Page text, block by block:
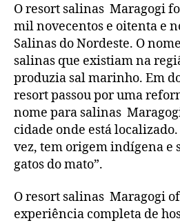
O resort salinas Maragogi
mil novecentos e oitenta e
Salinas do Nordeste. O
salinas que existiam na
produzia sal marinho. Em
resort passou por uma
nome para salinas
cidade onde está
vez, tem origem indígena e
gatos do mato”.
O resort salinas Maragogi
experiência completa de